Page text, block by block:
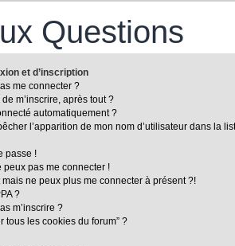
Questions
et d’inscription
me connecter ?
m’inscrire, après tout ?
automatiquement ?
l’apparition de mon nom d’utilisateur dans la
passe !
peux pas me connecter !
mais ne peux plus me connecter à présent ?!
?
m’inscrire ?
tous les cookies du forum” ?